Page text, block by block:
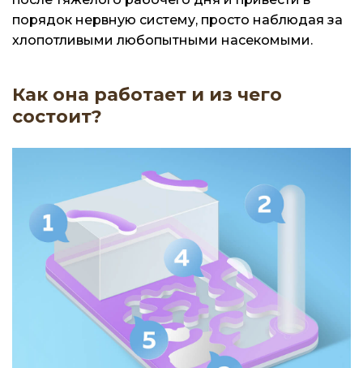
порядок нервную систему, просто наблюдая за
хлопотливыми любопытными насекомыми.
Как она работает и из чего
состоит?